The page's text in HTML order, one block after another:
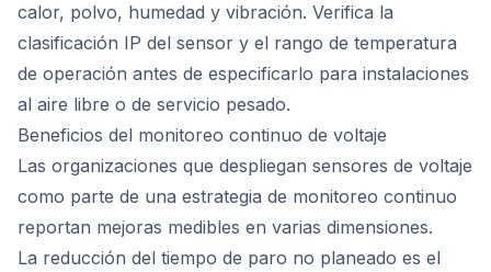
calor, polvo, humedad y vibración. Verifica la
clasificación IP del sensor y el rango de temperatura
de operación antes de especificarlo para instalaciones
al aire libre o de servicio pesado.
Beneficios del monitoreo continuo de voltaje
Las organizaciones que despliegan sensores de voltaje
como parte de una estrategia de monitoreo continuo
reportan mejoras medibles en varias dimensiones.
La reducción del tiempo de paro no planeado es el